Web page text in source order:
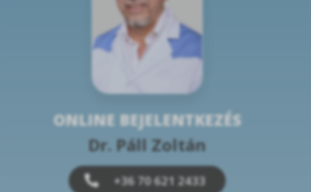
ONLINE BEJELENTKEZÉS
Dr. Páll Zoltán
+36 70 621 2433